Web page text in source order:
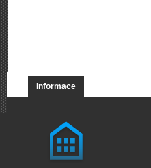
Informace